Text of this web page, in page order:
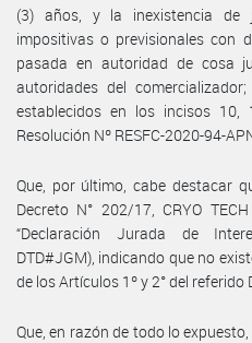
(3) años, y la inexistencia de
impositivas o previsionales con
pasada en autoridad de cosa
autoridades del
establecidos en los incisos
Resolución Nº RESFC-2020-94-
Que, por último, cabe destacar
Decreto N° 202/17, CRYO
“Declaración Jurada de
DTD#JGM), indicando que no
de los Artículos 1º y 2° del referido
Que, en razón de todo lo